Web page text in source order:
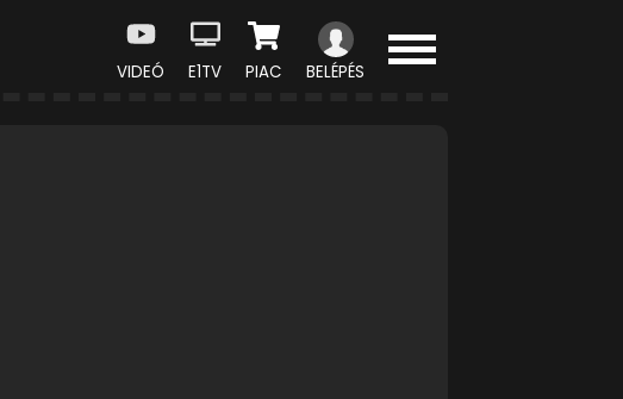
VIDEÓ E1TV PIAC BELÉPÉS